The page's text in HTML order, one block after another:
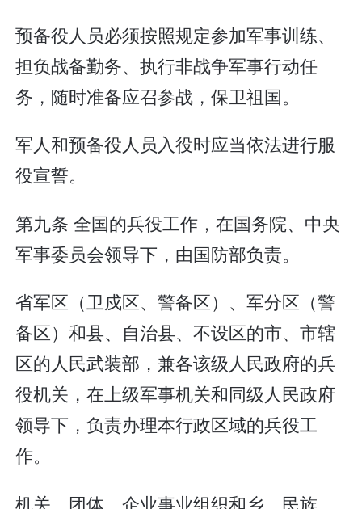
预备役人员必须按照规定参加军事训练、
担负战备勤务、执行非战争军事行动任
务，随时准备应召参战，保卫祖国。
军人和预备役人员入役时应当依法进行服
役宣誓。
第九条 全国的兵役工作，在国务院、中央
军事委员会领导下，由国防部负责。
省军区（卫戍区、警备区）、军分区（警
备区）和县、自治县、不设区的市、市辖
区的人民武装部，兼各该级人民政府的兵
役机关，在上级军事机关和同级人民政府
领导下，负责办理本行政区域的兵役工
作。
机关、团体、企业事业组织和乡、民族